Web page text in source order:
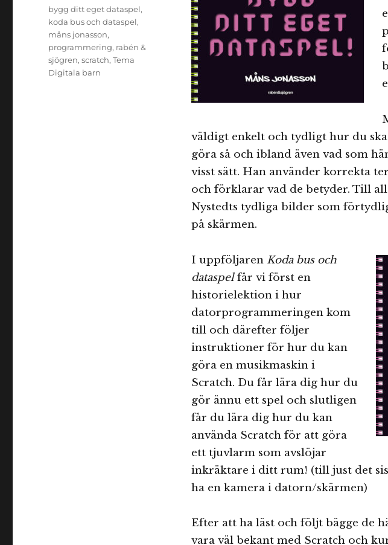
väldigt enkelt och tydligt hur du
göra så och ibland även vad som
visst sätt. Han använder korrekta
och förklarar vad de betyder. Till
Nystedts tydliga bilder som
på skärmen.
I uppföljaren Koda bus och
dataspelfår vi först en
historielektion i hur
datorprogrammeringen kom
till och därefter följer
instruktioner för hur du kan
göra en musikmaskin i
Scratch. Du får lära dig hur du
gör ännu ett spel och slutligen
får du lära dig hur du kan
använda Scratch för att göra
ett tjuvlarm som avslöjar
inkräktare i ditt rum! (till just det
ha en kamera i datorn/skärmen)
Efter att ha läst och följt bägge de
vara väl bekant med Scratch och
Etiketter
bygg ditt eget dataspel,
koda bus och dataspel,
måns jonasson,
programmering, rabén &
sjögren,scratch,Tema
Digitala barn